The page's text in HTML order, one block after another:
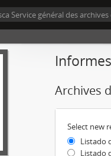
Informes
Archives
Select new
Listado
Listado